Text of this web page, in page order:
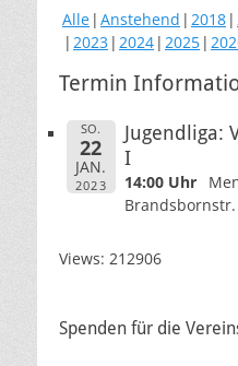
Alle Anstehend 2018
2023 2024 2025
Termin
SO.
22
JAN.
2023
Jugendliga:
I
14:00 Uhr
Brandsbornstr.
Views: 212906
Spenden für die